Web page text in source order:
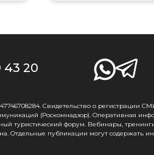
43 20
Свидетельство о регистрации
(Роскомнадзор). Оперативная
туристический форум. Вебинары,
Отдельные публикации могут содержать